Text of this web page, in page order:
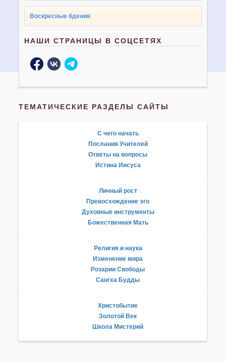
Воскресные бдения
НАШИ СТРАНИЦЫ В СОЦСЕТЯХ
ТЕМАТИЧЕСКИЕ РАЗДЕЛЫ САЙТЫ
С чего начать
Послания Учителей
Ответы на вопросы
Истина Иисуса
Личный рост
Превосхождение эго
Духовные инструменты
Божественная Мать
Религия и наука
Изменение мира
Розарии Свободы
Сангха Будды
Христобытие
Золотой Век
Школа Мистерий